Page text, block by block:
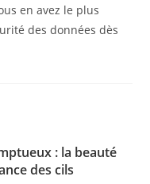
en avez le plus
des données dès
: la beauté
des cils